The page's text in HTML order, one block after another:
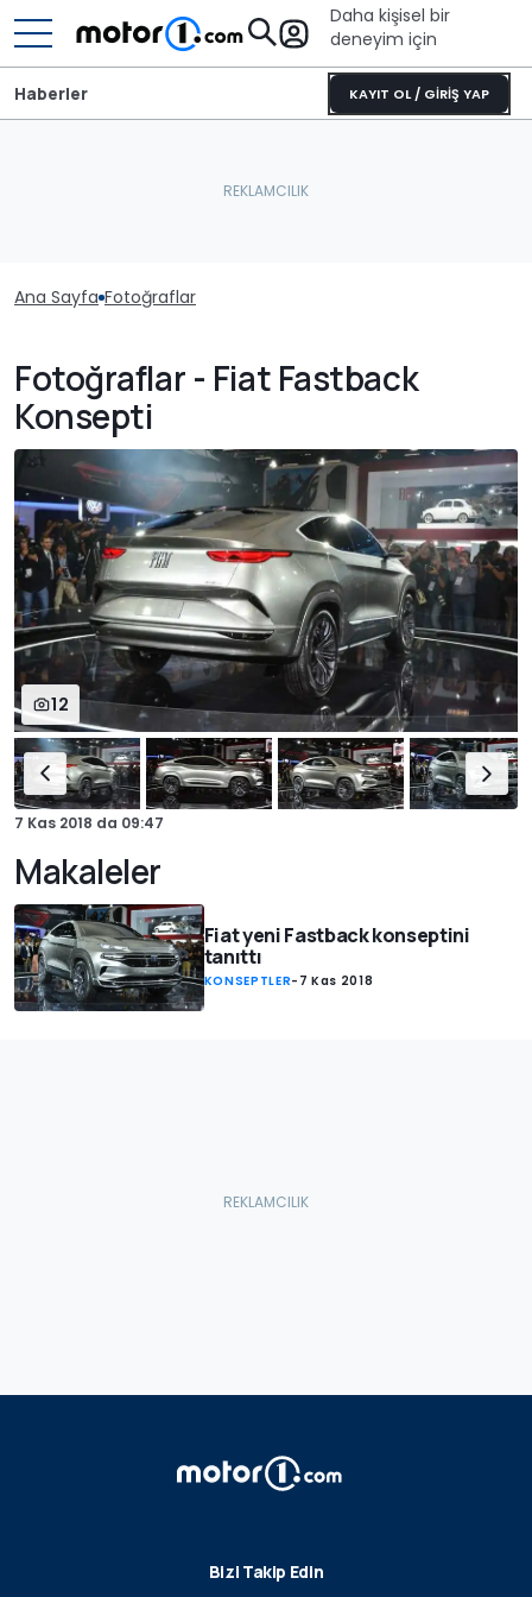
Daha kişisel bir
deneyim için
KAYIT OL / GİRİŞ YAP
Haberler
Ana Sayfa Fotoğraflar
Fotoğraflar - Fiat Fastback
Konsepti
12
7 Kas 2018 da 09:47
Makaleler
Fiat yeni Fastback konseptini
tanıttı
KONSEPTLER- 7 Kas 2018
Bizi Takip Edin